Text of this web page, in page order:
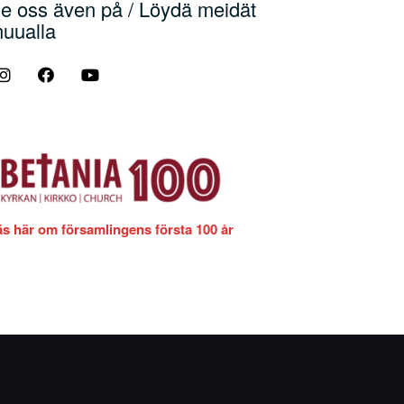
oss även på / Löydä meidät
här om församlingens första 100 år